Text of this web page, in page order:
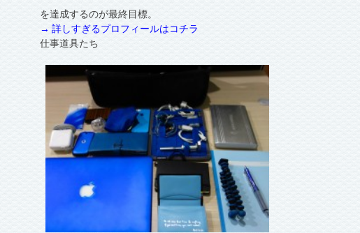
を達成するのが最終目標。
→ 詳しすぎるプロフィールはコチラ
仕事道具たち